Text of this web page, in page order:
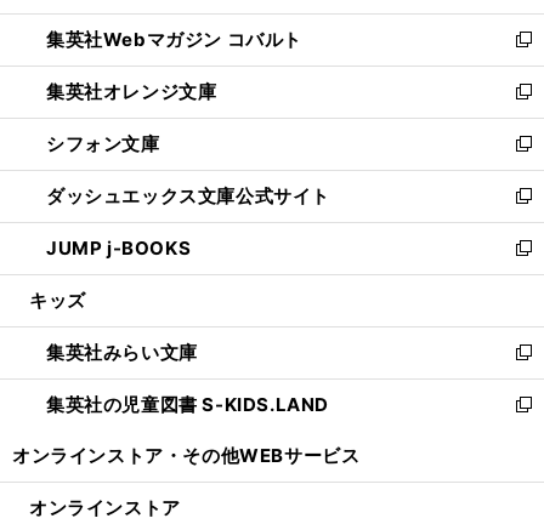
開
く
ウ
で
開
く
ン
ド
ウ
で
開
く
ウ
ィ
ン
ド
ウ
で
開
く
集英社Webマガジン コバルト
新
し
い
ウ
ィ
ン
ド
ウ
で
開
集英社オレンジ文庫
新
し
い
ウ
ィ
ン
ド
ウ
開
く
シフォン文庫
新
し
い
ウ
ィ
ン
ウ
で
開
く
ダッシュエックス文庫公式サイト
新
し
い
ウ
ン
ド
ウ
で
JUMP j-BOOKS
新
し
ウ
ィ
ン
ド
開
キッズ
集英社みらい文庫
新
し
い
ン
集英社の児童図書 S-KIDS.LAND
新
ウ
オンラインストア・ その他WEBサービス
オンラインストア